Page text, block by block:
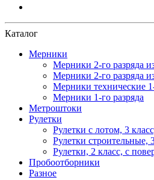
Каталог
Мерники
Мерники 2-го разряда
Мерники 2-го разряда
Мерники технические
Мерники 1-го разряда
Метроштоки
Рулетки
Рулетки с лотом, 3
Рулетки строительные,
Рулетки, 2 класс, с
Пробоотборники
Разное